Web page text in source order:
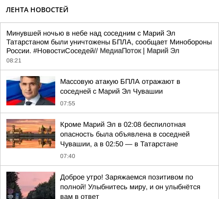
ЛЕНТА НОВОСТЕЙ
Минувшей ночью в небе над соседним с Марий Эл
Татарстаном были уничтожены БПЛА, сообщает Минобороны
России. #НовостиСоседей// МедиаПоток | Марий Эл
08:21
Массовую атакую БПЛА отражают в
соседней с Марий Эл Чувашии
07:55
Кроме Марий Эл в 02:08 беспилотная
опасность была объявлена в соседней
Чувашии, а в 02:50 — в Татарстане
07:40
Доброе утро! Заряжаемся позитивом по
полной! Улыбнитесь миру, и он улыбнётся
вам в ответ